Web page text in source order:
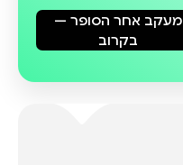
מעקב אחר הסופר —
בקרוב